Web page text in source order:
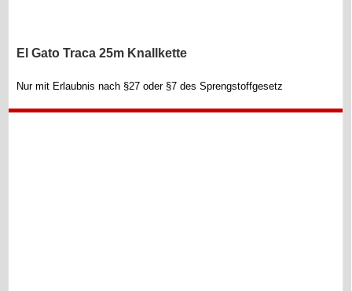
El Gato Traca 25m Knallkette
Nur mit Erlaubnis nach §27 oder §7 des Sprengstoffgesetz